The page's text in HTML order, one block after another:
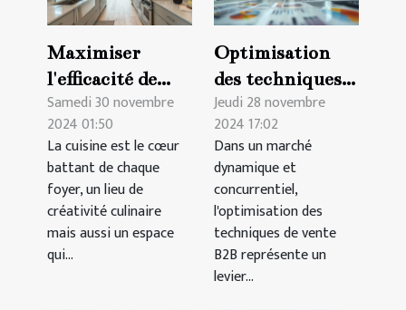
Maximiser
l'efficacité de
votre espace de
cuisine :
stratégies et
conseils
Samedi 30 novembre
2024 01:50
La cuisine est le cœur
battant de chaque
foyer, un lieu de
créativité culinaire
mais aussi un espace
qui...
Optimisation
des techniques
de vente B2B :
Stratégies et
meilleures
pratiques
Jeudi 28 novembre
2024 17:02
Dans un marché
dynamique et
concurrentiel,
l'optimisation des
techniques de vente
B2B représente un
levier...